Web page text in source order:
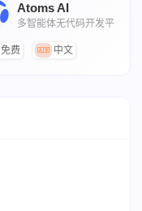
Atoms AI
多智能体无代码开发平
产品
免费 中文